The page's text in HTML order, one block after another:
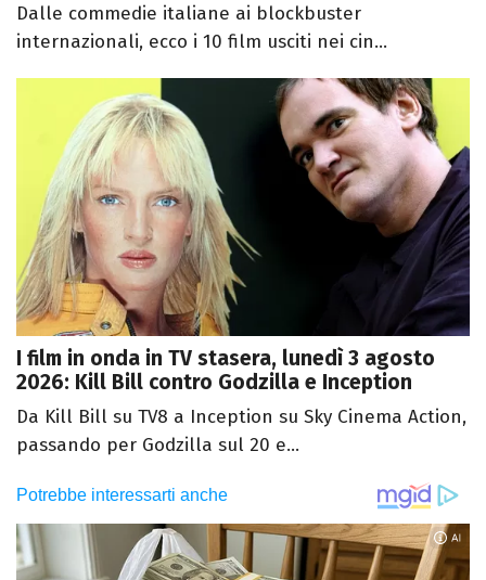
Dalle commedie italiane ai blockbuster
internazionali, ecco i 10 film usciti nei cin...
I film in onda in TV stasera, lunedì 3 agosto
2026: Kill Bill contro Godzilla e Inception
Da Kill Bill su TV8 a Inception su Sky Cinema Action,
passando per Godzilla sul 20 e...